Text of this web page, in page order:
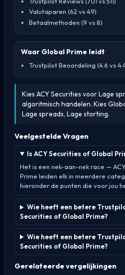
Valutaparen (62 vs 49)
Betaalmethoden (9 vs 8)
Waar Global Prime leidt
Trustpilot Beoordeling (4.6 vs
Kies ACY Securities voor Lage
algoritmisch handelen. Kies
Lage spreads, Lage storting.
Veelgestelde Vragen
Is ACY Securities of Global
Het is een nek-aan-nek race —
Prime leiden elk in meerdere
hieronder de punten die voor jou
Wie heeft een betere
Securities of Global Prime?
Wie heeft een betere
Securities of Global Prime?
Gerelateerde vergelijkingen